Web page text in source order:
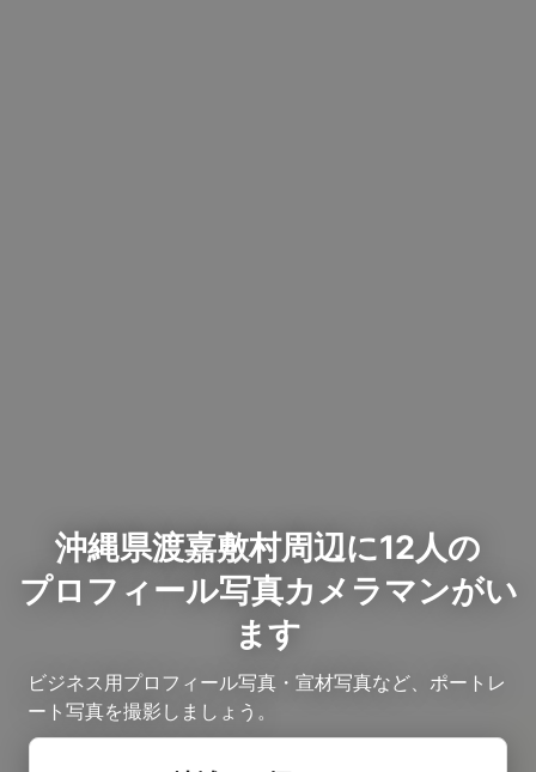
沖縄県渡嘉敷村周辺に12人の
プロフィール写真カメラマンがい
ます
ビジネス用プロフィール写真・宣材写真など、ポートレ
ート写真を撮影しましょう。